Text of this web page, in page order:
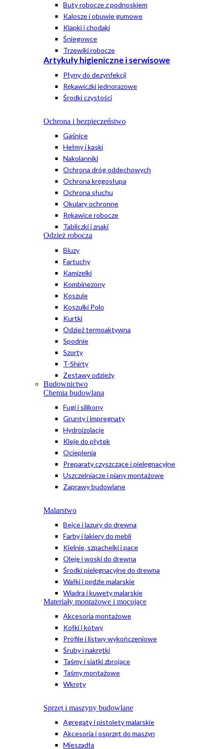
Buty robocze z podnoskiem
Kalosze i obuwie gumowe
Klapki i chodaki
Śniegowce
Trzewiki robocze
Artykuły higieniczne i serwisowe
Płyny do dezynfekcji
Rękawiczki jednorazowe
Środki czystości
Ochrona i bezpieczeństwo
Gaśnice
Hełmy i kaski
Nakolanniki
Ochrona dróg oddechowych
Ochrona kręgosłupa
Ochrona słuchu
Okulary ochronne
Rękawice robocze
Tabliczki i znaki
Odzież robocza
Bluzy
Fartuchy
Kamizelki
Kombinezony
Koszule
Koszulki Polo
Kurtki
Odzież termoaktywna
Spodnie
Szorty
T-Shirty
Zestawy odzieży
Budownictwo
Chemia budowlana
Fugi i silikony
Grunty i impregnaty
Hydroizolacje
Kleje do płytek
Ocieplenia
Preparaty czyszczące i pielęgnacyjne
Uszczelniacze i piany montażowe
Zaprawy budowlane
Malarstwo
Bejce i lazury do drewna
Farby i lakiery do mebli
Kielnie, szpachelki i pace
Oleje i woski do drewna
Środki pielęgnacyjne do drewna
Wałki i pędzle malarskie
Wiadra i kuwety malarskie
Materiały montażowe i mocujące
Akcesoria montażowe
Kołki i kotwy
Profile i listwy wykończeniowe
Śruby i nakrętki
Taśmy i siatki zbrojące
Taśmy montażowe
Wkręty
Sprzęt i maszyny budowlane
Agregaty i pistolety malarskie
Akcesoria i osprzęt do maszyn
Mieszadła